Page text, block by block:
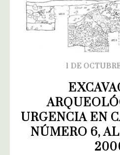
1 DE
URGENCIA EN
NÚMERO 6,